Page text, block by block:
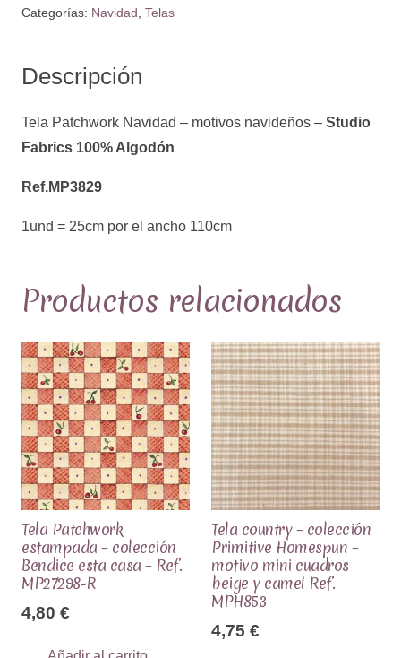
navideños
Ref.MP3829
cantidad
Categorías: Navidad Telas
Descripción
Tela Patchwork Navidad – motivos navideños – Studio
Fabrics 100% Algodón
Ref.MP3829
1und = 25cm por el ancho 110cm
Productos relacionados
Tela Patchwork
estampada – colección
Bendice esta casa – Ref.
MP27298-R
4,80 €
Tela country – colección
Primitive Homespun –
motivo mini cuadros
beige y camel Ref.
MPH853
4,75 €